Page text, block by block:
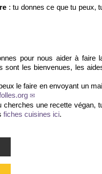
: tu donnes ce que tu peux,
pour nous aider à faire
sont les bienvenues, les
le faire en envoyant un
une recette végan,
fiches cuisines ici.